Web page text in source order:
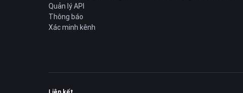
Quản lý API
Thông báo
Xác minh kênh